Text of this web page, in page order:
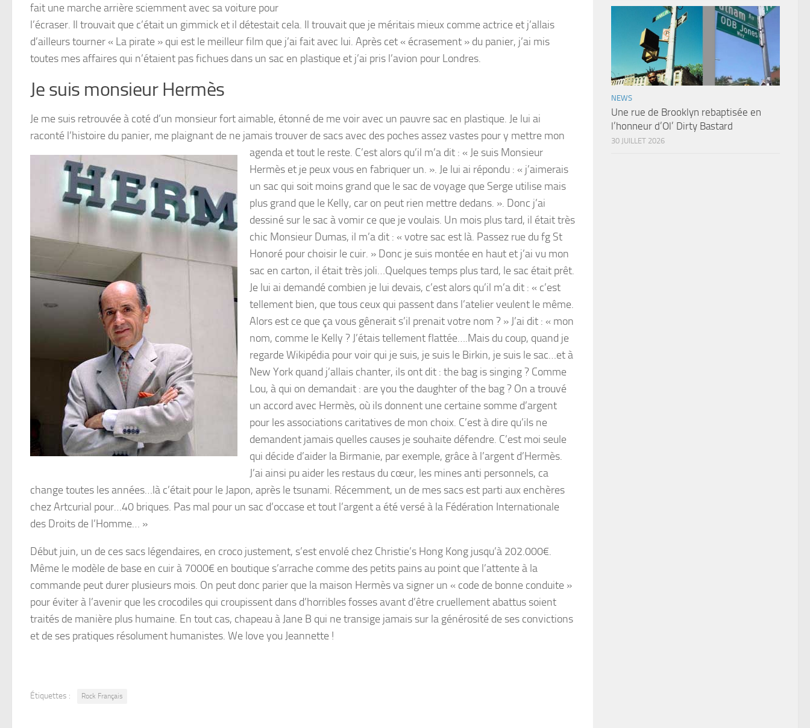
fait une marche arrière sciemment avec sa voiture pour
l’écraser. Il trouvait que c’était un gimmick et il détestait cela. Il trouvait que je méritais mieux comme actrice et j’allais
d’ailleurs tourner « La pirate » qui est le meilleur film que j’ai fait avec lui. Après cet « écrasement » du panier, j’ai mis
toutes mes affaires qui n’étaient pas fichues dans un sac en plastique et j’ai pris l’avion pour Londres.
Je suis monsieur Hermès
Je me suis retrouvée à coté d’un monsieur fort aimable, étonné de me voir avec un pauvre sac en plastique. Je lui ai
raconté l’histoire du panier, me plaignant de ne jamais trouver de sacs avec des poches assez vastes pour y mettre mon
agenda et tout le reste. C’est alors qu’il m’a dit : « Je suis Monsieur
Hermès et je peux vous en fabriquer un. ». Je lui ai répondu : « j’aimerais
un sac qui soit moins grand que le sac de voyage que Serge utilise mais
plus grand que le Kelly, car on peut rien mettre dedans. ». Donc j’ai
dessiné sur le sac à vomir ce que je voulais. Un mois plus tard, il était très
chic Monsieur Dumas, il m’a dit : « votre sac est là. Passez rue du fg St
Honoré pour choisir le cuir. » Donc je suis montée en haut et j’ai vu mon
sac en carton, il était très joli…Quelques temps plus tard, le sac était prêt.
Je lui ai demandé combien je lui devais, c’est alors qu’il m’a dit : « c’est
tellement bien, que tous ceux qui passent dans l’atelier veulent le même.
Alors est ce que ça vous gênerait s’il prenait votre nom ? » J’ai dit : « mon
nom, comme le Kelly ? J’étais tellement flattée….Mais du coup, quand je
regarde Wikipédia pour voir qui je suis, je suis le Birkin, je suis le sac…et à
New York quand j’allais chanter, ils ont dit : the bag is singing ? Comme
Lou, à qui on demandait : are you the daughter of the bag ? On a trouvé
un accord avec Hermès, où ils donnent une certaine somme d’argent
pour les associations caritatives de mon choix. C’est à dire qu’ils ne
demandent jamais quelles causes je souhaite défendre. C’est moi seule
qui décide d’aider la Birmanie, par exemple, grâce à l’argent d’Hermès.
J’ai ainsi pu aider les restaus du cœur, les mines anti personnels, ca
change toutes les années…là c’était pour le Japon, après le tsunami. Récemment, un de mes sacs est parti aux enchères
chez Artcurial pour…40 briques. Pas mal pour un sac d’occase et tout l’argent a été versé à la Fédération Internationale
des Droits de l’Homme… »
Début juin, un de ces sacs légendaires, en croco justement, s’est envolé chez Christie’s Hong Kong jusqu’à 202.000€.
Même le modèle de base en cuir à 7000€ en boutique s’arrache comme des petits pains au point que l’attente à la
commande peut durer plusieurs mois. On peut donc parier que la maison Hermès va signer un « code de bonne conduite »
pour éviter à l’avenir que les crocodiles qui croupissent dans d’horribles fosses avant d’être cruellement abattus soient
traités de manière plus humaine. En tout cas, chapeau à Jane B qui ne transige jamais sur la générosité de ses convictions
et de ses pratiques résolument humanistes. We love you Jeannette !
Étiquettes : Rock Français
NEWS
Une rue de Brooklyn rebaptisée en
l’honneur d’Ol’ Dirty Bastard
30 JUILLET 2026